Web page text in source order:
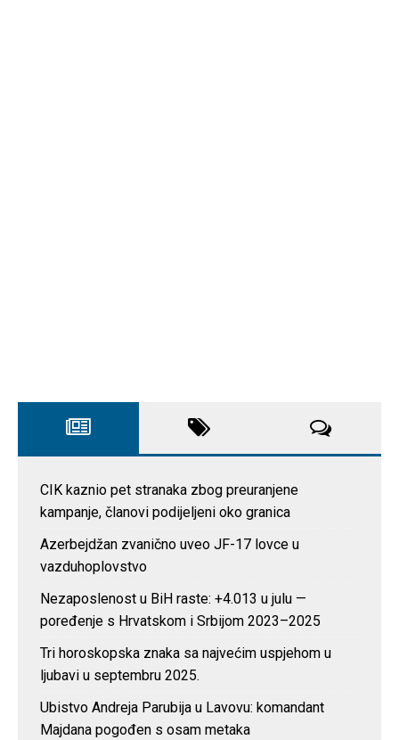
CIK kaznio pet stranaka zbog preuranjene
kampanje, članovi podijeljeni oko granica
Azerbejdžan zvanično uveo JF-17 lovce u
vazduhoplovstvo
Nezaposlenost u BiH raste: +4.013 u julu —
poređenje s Hrvatskom i Srbijom 2023–2025
Tri horoskopska znaka sa najvećim uspjehom u
ljubavi u septembru 2025.
Ubistvo Andreja Parubija u Lavovu: komandant
Majdana pogođen s osam metaka